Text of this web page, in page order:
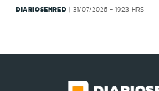
DIARIOSENRED 31/07/2026 - 19:23 HRS